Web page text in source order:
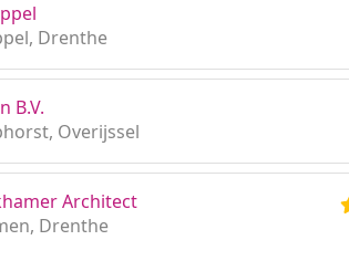
Drenthe
B.V.
Overijssel
Architect
Drenthe